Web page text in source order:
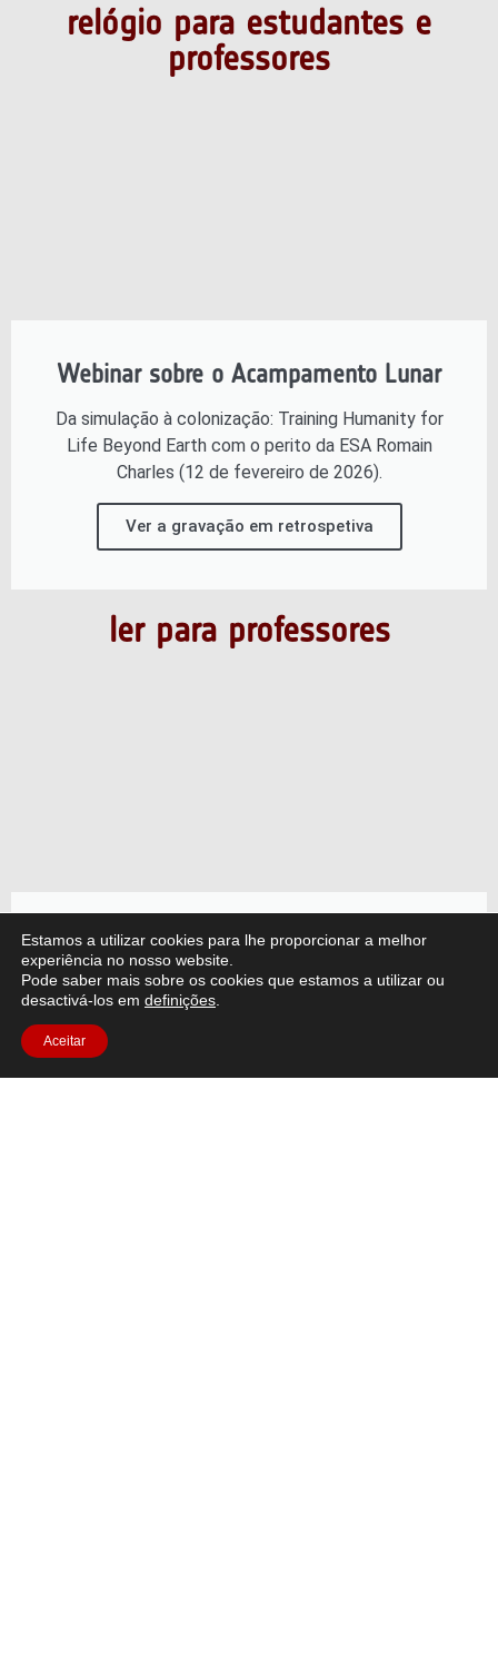
relógio para estudantes e
professores
Webinar sobre o Acampamento Lunar
Da simulação à colonização: Training Humanity for
Life Beyond Earth com o perito da ESA Romain
Charles (12 de fevereiro de 2026).
Ver a gravação em retrospetiva
ler para professores
Artigo sobre Artemis II
A missão Artemis II da NASA, impulsionada pelo
o ser humano mais longe do que nunca.
Estamos a utilizar cookies para lhe proporcionar a melhor
experiência no nosso website.
Pode saber mais sobre os cookies que estamos a utilizar ou
desactivá-los em definições
Aceitar